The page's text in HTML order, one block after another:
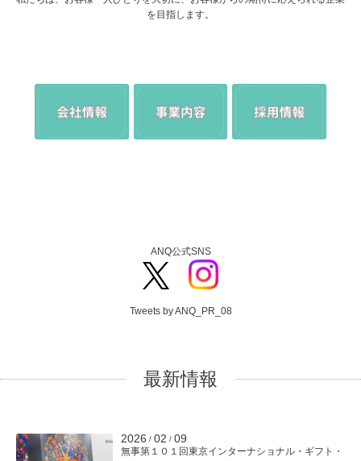
を目指します。
ANQ公式SNS
Tweets by ANQ_PR_08
最新情報
2026 / 02 / 09
無事第１０１回東京インターナショナル・ギフト・